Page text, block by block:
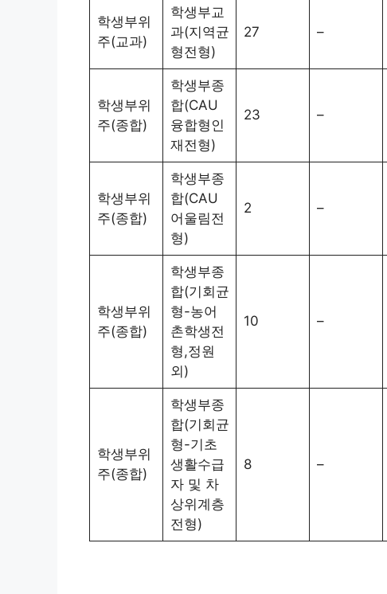
학생부위
주(교과)
학생부교
과(지역균
형전형)
27 –
학생부위
주(종합)
학생부종
합(CAU
융합형인
재전형)
23 –
학생부위
주(종합)
학생부종
합(CAU
어울림전
형)
2 –
학생부위
주(종합)
학생부종
합(기회균
형-농어
촌학생전
형,정원
외)
10 –
학생부위
주(종합)
학생부종
합(기회균
형-기초
생활수급
자 및 차
상위계층
전형)
8 –